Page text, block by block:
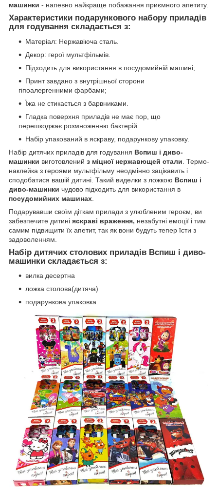
машинки - напевно найкраще побажання приємного апетиту.
Характеристики подарункового набору приладів
для годування складається з:
Матеріал: Нержавіюча сталь.
Декор: герої мультфільмів.
Підходить для використання в посудомийній машині;
Принт завдано з внутрішньої сторони
гіпоалергенними фарбами;
Їжа не стикається з барвниками.
Гладка поверхня приладів не має пор, що
перешкоджає розмноженню бактерій.
Набір упакований в яскраву, подарункову упаковку.
Набір дитячих приладів для годування Вспиш і диво-
машинки виготовлений з міцної нержавющей стали . Термо-
наклейка з героями мультфільму неодмінно зацікавить і
сподобатися вашій дитині. Такий виделки з ложкою Вспиш і
диво-машинки чудово підходить для використання в
посудомийних машинах
Подарувавши своїм діткам прилади з улюбленим героєм, ви
забезпечите дитині яскраві враження, незабутні емоції і тим
самим підвищити їх апетит, так як вони будуть тепер їсти з
задоволенням.
Набір дитячих столових приладів Вспиш і диво-
машинки складається з:
вилка десертна
ложка столова(дитяча)
подарункова упаковка